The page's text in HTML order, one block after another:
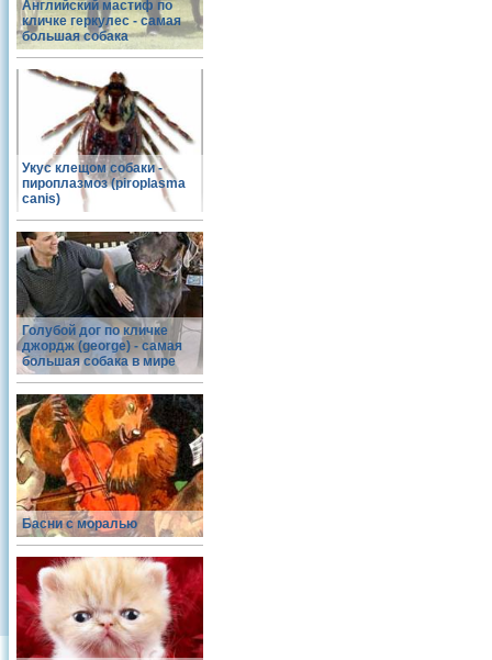
Английский мастиф по
кличке геркулес - самая
большая собака
Укус клещом собаки -
пироплазмоз (piroplasma
canis)
Голубой дог по кличке
джордж (george) - самая
большая собака в мире
Басни с моралью